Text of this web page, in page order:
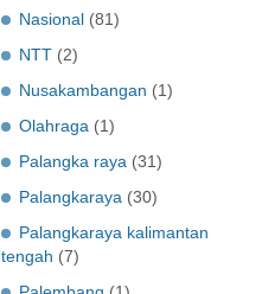
Nasional (81)
NTT (2)
Nusakambangan (1)
Olahraga (1)
Palangka raya (31)
Palangkaraya (30)
Palangkaraya kalimantan
tengah (7)